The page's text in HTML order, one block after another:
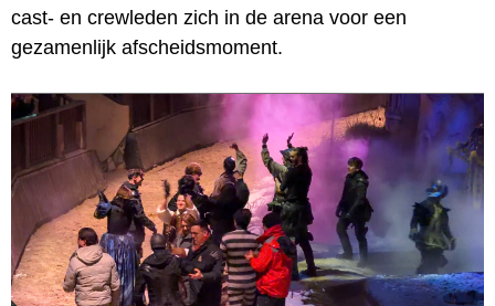
cast- en crewleden zich in de arena voor een
gezamenlijk afscheidsmoment.